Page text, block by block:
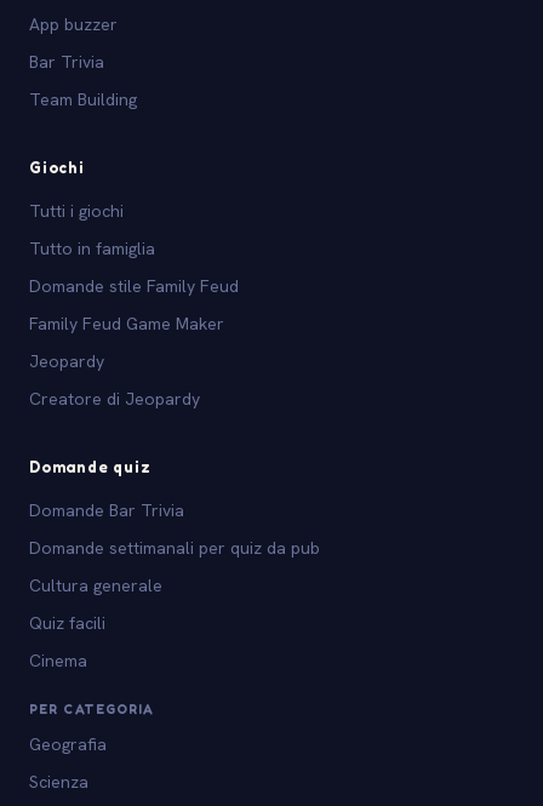
App buzzer
Bar Trivia
Team Building
Giochi
Tutti i giochi
Tutto in famiglia
Domande stile Family Feud
Family Feud Game Maker
Jeopardy
Creatore di Jeopardy
Domande quiz
Domande Bar Trivia
Domande settimanali per quiz da pub
Cultura generale
Quiz facili
Cinema
PER CATEGORIA
Geografia
Scienza